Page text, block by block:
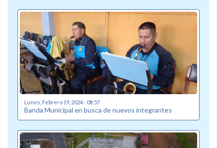
Lunes, Febrero 19, 2024 - 08:57
Banda Municipal en busca de nuevos integrantes